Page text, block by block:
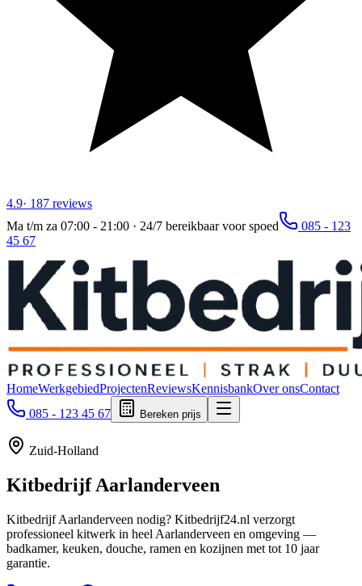
4.9· 187 reviews
Ma t/m za 07:00 - 21:00 · 24/7 bereikbaar voor spoed
085 - 123
45 67
HomeWerkgebiedProjectenReviewsKennisbankOver onsContact
085 - 123 45 67
Bereken prijs
Zuid-Holland
KitbedrijfAarlanderveen
Kitbedrijf Aarlanderveen nodig? Kitbedrijf24.nl verzorgt
professioneel kitwerk in heel Aarlanderveen en omgeving —
badkamer, keuken, douche, ramen en kozijnen met tot 10 jaar
garantie.